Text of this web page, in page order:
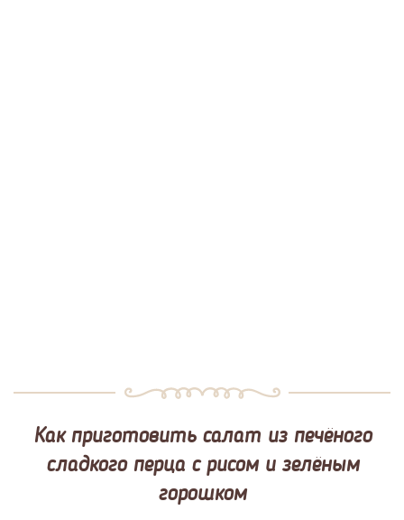
Как приготовить салат из печёного
сладкого перца с рисом и зелёным
горошком